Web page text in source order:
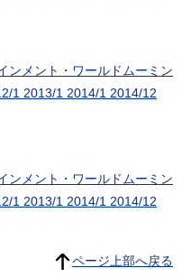
メント・ワールドムーミン
1 2013/1 2014/1 2014/12
メント・ワールドムーミン
1 2013/1 2014/1 2014/12
ページ上部へ戻る